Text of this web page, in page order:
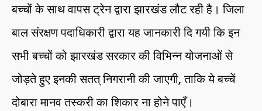
बच्चों के साथ वापस ट्रेन द्वारा झारखंड लौट रही है। जिला
बाल संरक्षण पदाधिकारी द्वारा यह जानकारी दि गयी कि इन
सभी बच्चों को झारखंड सरकार की विभिन्न योजनाओं से
जोड़ते हुए इनकी सतत् निगरानी की जाएगी, ताकि ये बच्चें
दोबारा मानव तस्करी का शिकार ना होने पाएँ।